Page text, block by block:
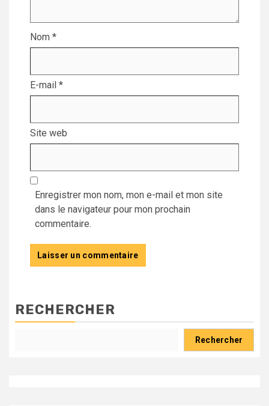
Nom *
E-mail *
Site web
Enregistrer mon nom, mon e-mail et mon site
dans le navigateur pour mon prochain
commentaire.
RECHERCHER
Rechercher